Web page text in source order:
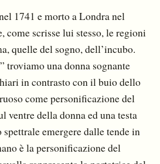
1741 e morto a Londra nel
come scrisse lui stesso, le regioni
quelle del sogno, dell’incubo.
troviamo una donna sognante
in contrasto con il buio dello
come personificazione del
ventre della donna ed una testa
emergere dalle tende in
è la personificazione del